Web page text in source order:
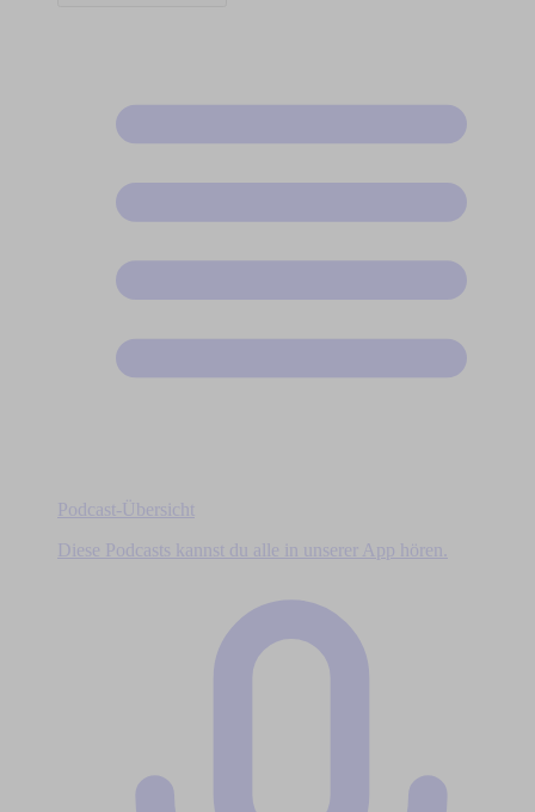
Podcast-Übersicht
Diese Podcasts kannst du alle in unserer App hören.